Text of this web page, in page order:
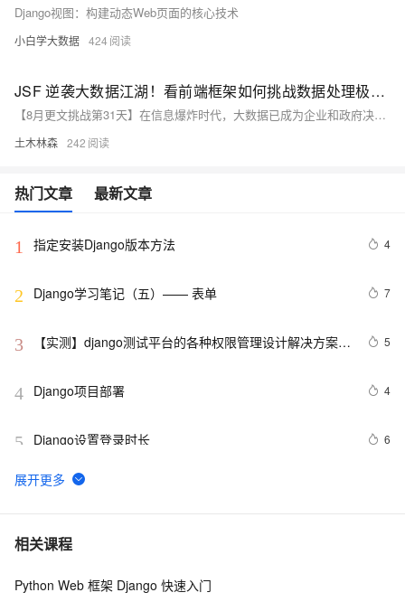
Django视图：构建动态Web页面的核心技术
小白学大数据 424
JSF 逆袭大数据江湖！看前端框架如何挑战数据处理极限？揭秘这场技术与勇气的较量！
【8月更文挑战第31天】在信息爆炸时代，大数据已成为企业和政府决策的关键。JavaServer Faces（JSF）作为标准的 Java Web 框架，如何与大数据技术结合，高效处理大规模数据集？本文探讨大数据的挑战与机遇，介绍 JSF 与 Hadoop、Apache Spark 等技术的融合，展示其实现高效数据存储和处理的潜力，并提供示例代码，助您构建强大的大数据系统。
土木林森 242
热门文章 最新文章
1 指定安装Django版本方法 4
2 Django学习笔记（五）—— 表单 7
3
【实测】django测试平台的各种权限管理设计解决方案！
5
4 Django项目部署 4
5 Django设置登录时长 6
6 同开三本DJANGO，需要提升一下本职工作的能力啦
7 解决django与sqlite3不兼容报SQLite 3.9.0 or later is
8 【Django部署】Nginx+uWsgi部署Django项目
相关课程
Python Web 框架 Django 快速入门